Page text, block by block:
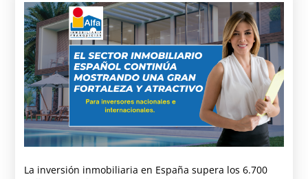
La inversión inmobiliaria en España supera los 6.700